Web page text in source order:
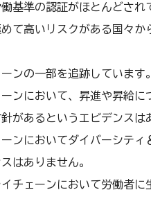
基準の認証がほとんどされ
て高いリスクがある国々
ンの一部を追跡しています。
ンにおいて、昇進や昇給
があるというエビデンスは
ンにおいてダイバーシテ
はありません。
チェーンにおいて労働者